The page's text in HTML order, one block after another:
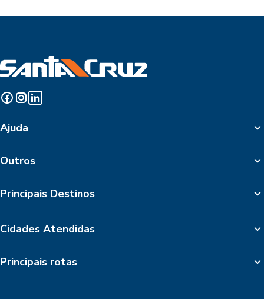
Ajuda
Outros
Principais Destinos
Cidades Atendidas
Principais rotas